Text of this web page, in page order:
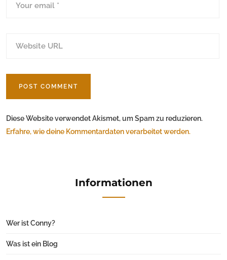
Diese Website verwendet Akismet, um Spam zu reduzieren.
Erfahre, wie deine Kommentardaten verarbeitet werden.
Informationen
Wer ist Conny?
Was ist ein Blog